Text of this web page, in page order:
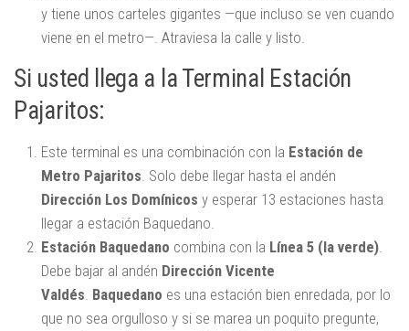
y tiene unos carteles gigantes —que incluso se ven cuando
viene en el metro—. Atraviesa la calle y listo.
Si usted llega a la Terminal Estación
Pajaritos:
Este terminal es una combinación con la Estación de
Metro Pajaritos . Solo debe llegar hasta el andén
Dirección Los Domínicos y esperar 13 estaciones hasta
llegar a estación Baquedano.
Estación Baquedano combina con la Línea 5 (la verde)
Debe bajar al andén Dirección Vicente
Valdés Baquedano es una estación bien enredada, por lo
que no sea orgulloso y si se marea un poquito pregunte,